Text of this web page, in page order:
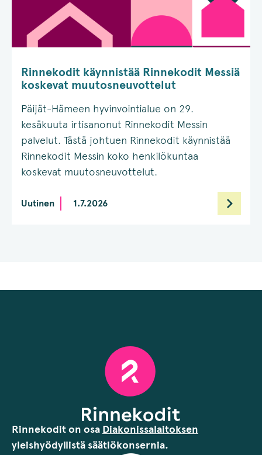
Rinnekodit käynnistää Rinnekodit Messiä
koskevat muutosneuvottelut
Päijät-Hämeen hyvinvointialue on 29.
kesäkuuta irtisanonut Rinnekodit Messin
palvelut. Tästä johtuen Rinnekodit käynnistää
Rinnekodit Messin koko henkilökuntaa
koskevat muutosneuvottelut.
Uutinen 1.7.2026
Rinnekodit on osa Diakonissalaitoksen
yleishyödyllistä säätiökonsernia.